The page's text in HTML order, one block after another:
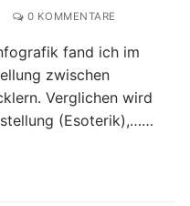
0 KOMMENTARE
fand ich im
zwischen
Verglichen wird
(Esoterik),……